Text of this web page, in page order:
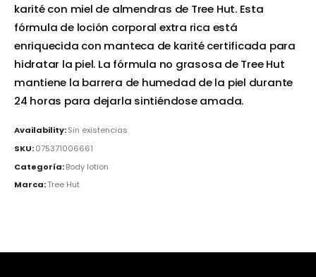
karité con miel de almendras de Tree Hut. Esta
fórmula de loción corporal extra rica está
enriquecida con manteca de karité certificada para
hidratar la piel. La fórmula no grasosa de Tree Hut
mantiene la barrera de humedad de la piel durante
24 horas para dejarla sintiéndose amada.
Availability:Sin existencias
SKU:075371006661
Categoría:Body lotion
Marca:Tree Hut